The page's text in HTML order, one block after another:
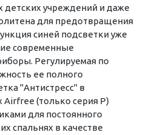
детских учреждений и даже
для предотвращения
синей подсветки уже
современные
Регулируемая по
ее полного
"Антистресс" в
Airfree (только серия P)
для постоянного
спальнях в качестве